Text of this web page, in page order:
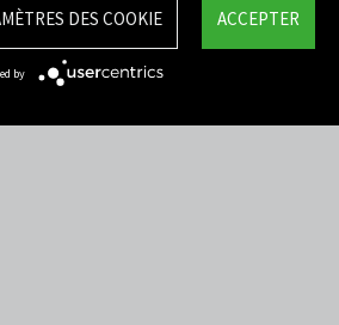
ACCEPTER
DES COOKIE
by